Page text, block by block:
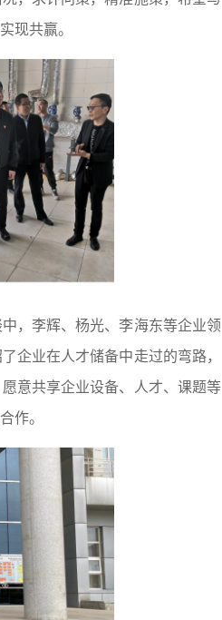
现共赢。
，李辉、杨光、李海东等企业领
企业在人才储备中走过的弯路，
意共享企业设备、人才、课题等
作。